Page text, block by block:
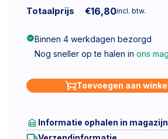
Totaalprijs €16,80incl. btw.
Binnen 4 werkdagen bezorgd
Nog sneller op te halen in ons
Toevoegen aan
Informatie ophalen in magazijn